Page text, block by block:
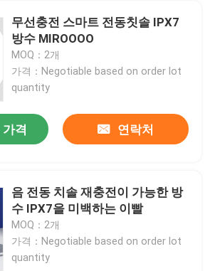
무선충전 스마트 전동칫솔 IPX7
방수 MIROOOO
MOQ：2개
가격：Negotiable based on order lot
quantity
격 연락처
음 전동 치솔 재충전이 가능한 방
수 IPX7을 미백하는 이빨
MOQ：2개
가격：Negotiable based on order lot
quantity